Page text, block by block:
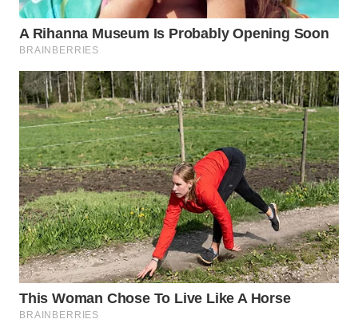
WN
CIANJUR
WN
KEPULAUAN
SERIBU
WN
TANGERANG
WN
BINJAI
WN
CIREBON